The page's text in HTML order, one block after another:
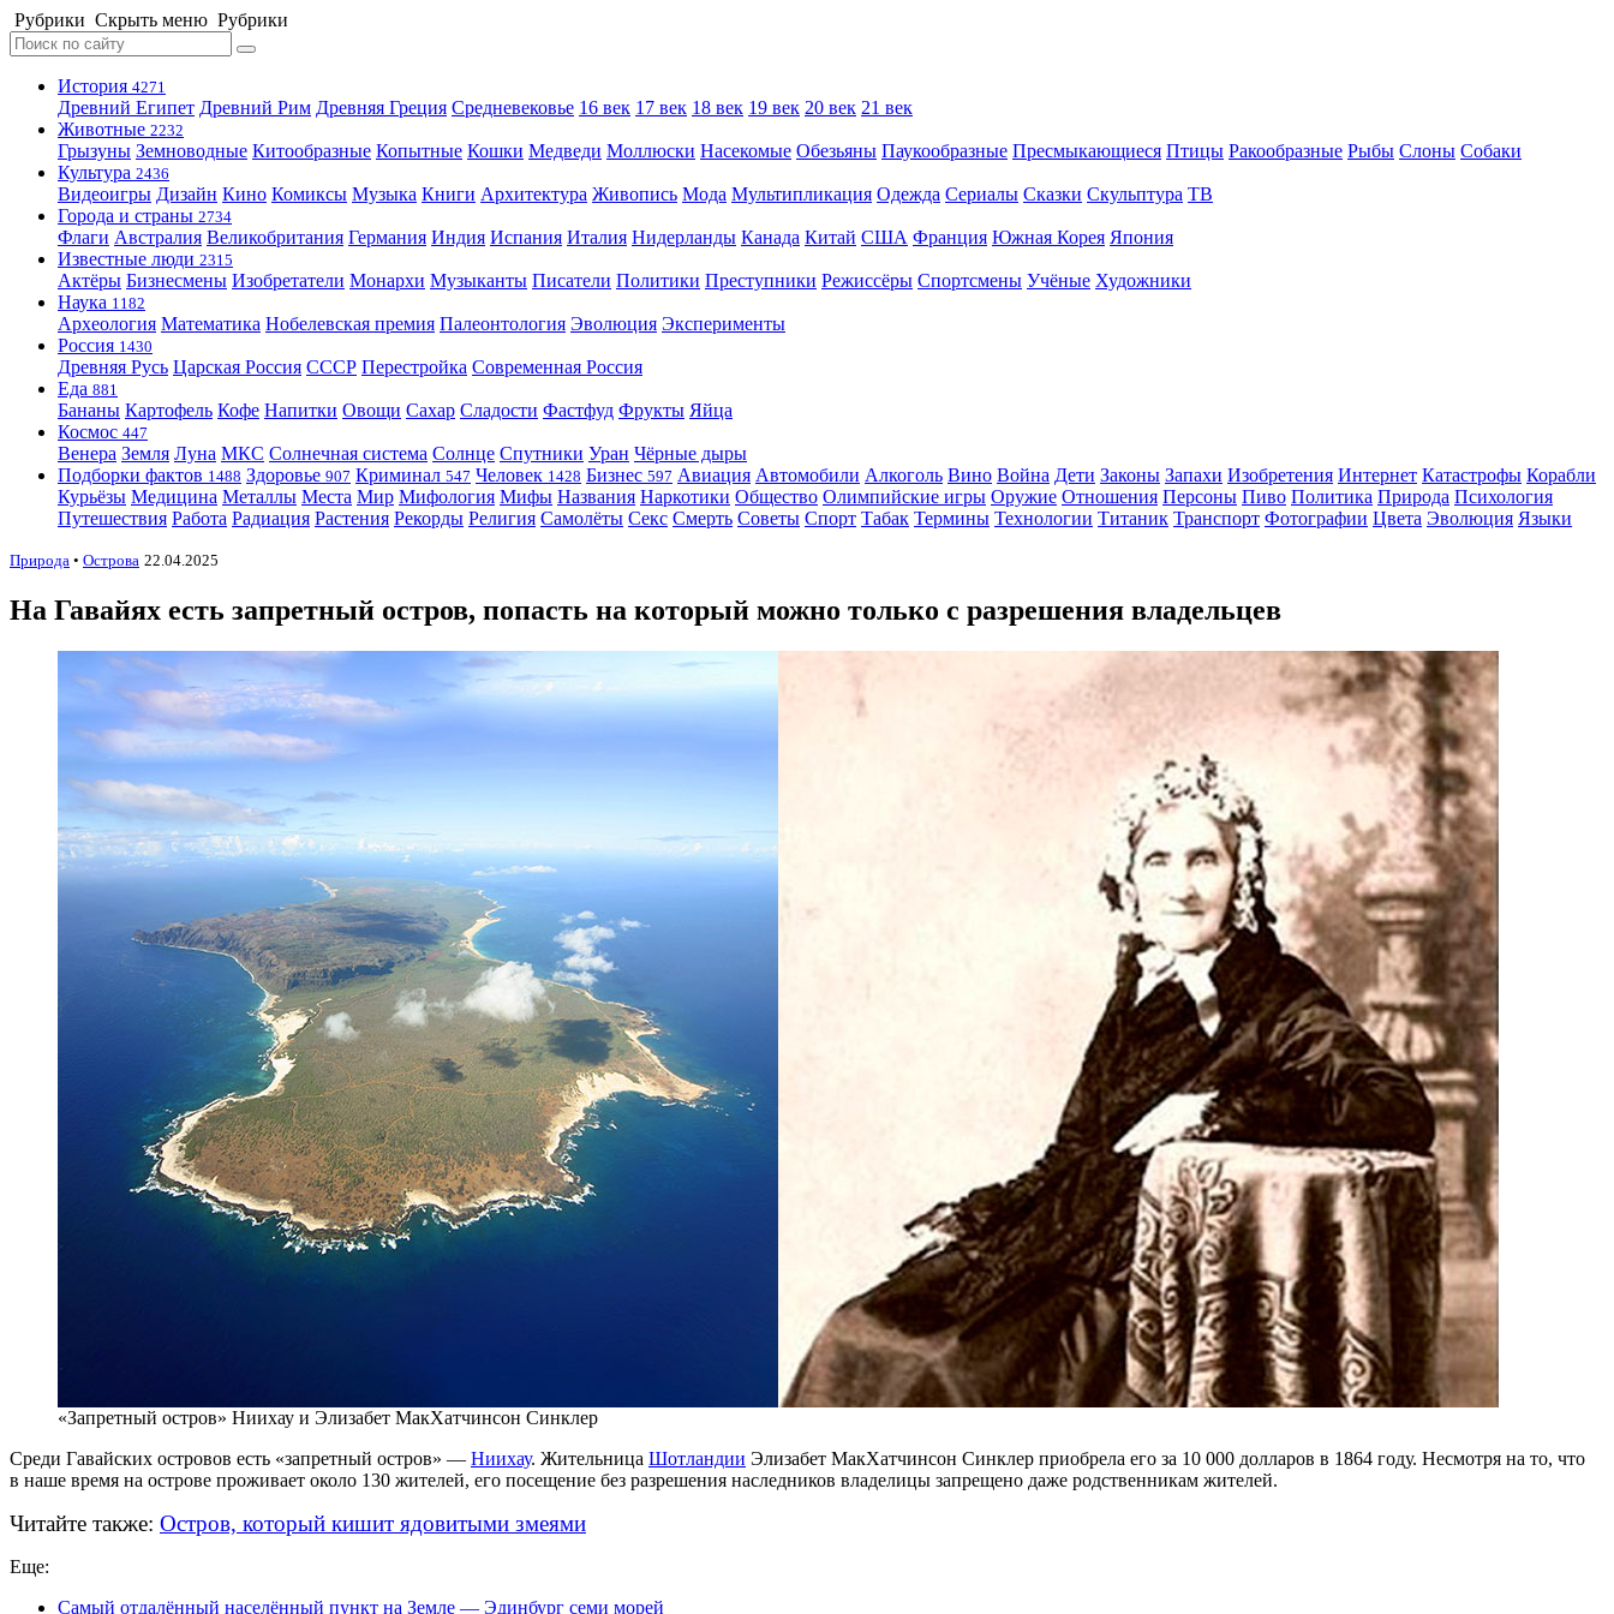
Рубрики Скрыть меню Рубрики
История 4271
Древний Египет Древний Рим Древняя Греция Средневековье 16 век 17 век 18 век 19 век 20 век 21 век
Животные 2232
Грызуны Земноводные Китообразные Копытные Кошки Медведи Моллюски Насекомые Обезьяны Паукообразные Пресмыкающиеся Птицы Ракообразные Рыбы Слоны Собаки
Культура 2436
Видеоигры Дизайн Кино Комиксы Музыка Книги Архитектура Живопись Мода Мультипликация Одежда Сериалы Сказки Скульптура ТВ
Города и страны 2734
Флаги Австралия Великобритания Германия Индия Испания Италия Нидерланды Канада Китай США Франция Южная Корея Япония
Известные люди 2315
Актёры Бизнесмены Изобретатели Монархи Музыканты Писатели Политики Преступники Режиссёры Спортсмены Учёные Художники
Наука 1182
Археология Математика Нобелевская премия Палеонтология Эволюция Эксперименты
Россия 1430
Древняя Русь Царская Россия СССР Перестройка Современная Россия
Еда 881
Бананы Картофель Кофе Напитки Овощи Сахар Сладости Фастфуд Фрукты Яйца
Космос 447
Венера Земля Луна МКС Солнечная система Солнце Спутники Уран Чёрные дыры
Подборки фактов 1488 Здоровье 907 Криминал 547 Человек 1428 Бизнес 597 Авиация Автомобили Алкоголь Вино Война Дети Законы Запахи Изобретения Интернет Катастрофы Корабли
Курьёзы Медицина Металлы Места Мир Мифология Мифы Названия Наркотики Общество Олимпийские игры Оружие Отношения Персоны Пиво Политика Природа Психология
Путешествия Работа Радиация Растения Рекорды Религия Самолёты Секс Смерть Советы Спорт Табак Термины Технологии Титаник Транспорт Фотографии Цвета Эволюция Языки
Природа • Острова 22.04.2025
На Гавайях есть запретный остров, попасть на который можно только с разрешения владельцев
«Запретный остров» Ниихау и Элизабет МакХатчинсон Синклер
Среди Гавайских островов есть «запретный остров» — Ниихау. Жительница Шотландии Элизабет МакХатчинсон Синклер приобрела его за 10 000 долларов в 1864 году. Несмотря на то, что
в наше время на острове проживает около 130 жителей, его посещение без разрешения наследников владелицы запрещено даже родственникам жителей.
Читайте также: Остров, который кишит ядовитыми змеями
Еще:
Самый отдалённый населённый пункт на Земле — Эдинбург семи морей